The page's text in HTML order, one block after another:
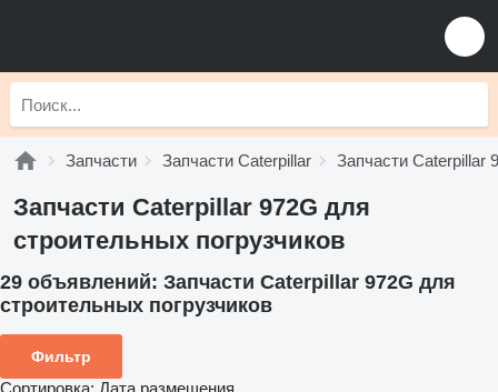
Запчасти Запчасти Caterpillar Запчасти Caterpillar
Запчасти Caterpillar 972G для
строительных погрузчиков
29 объявлений: Запчасти Caterpillar 972G для
строительных погрузчиков
Фильтр
Сортировка: Дата размещения